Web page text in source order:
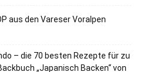
aus den Vareser Voralpen
– die 70 besten Rezepte für zu
„Japanisch Backen“ von